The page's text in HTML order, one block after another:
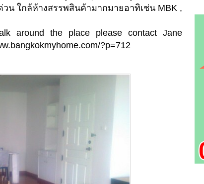
วน ใกล้ห้างสรรพสินค้ามากมายอาทิเช่น MBK ,
around the place please contact Jane
?p=712